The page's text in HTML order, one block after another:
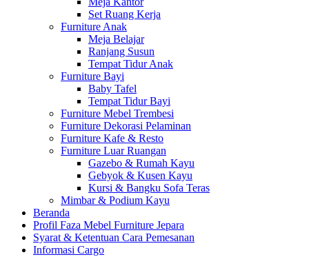
Set Ruang Kerja
Furniture Anak
Meja Belajar
Ranjang Susun
Tempat Tidur Anak
Furniture Bayi
Baby Tafel
Tempat Tidur Bayi
Furniture Mebel Trembesi
Furniture Dekorasi Pelaminan
Furniture Kafe & Resto
Furniture Luar Ruangan
Gazebo & Rumah Kayu
Gebyok & Kusen Kayu
Kursi & Bangku Sofa Teras
Mimbar & Podium Kayu
Beranda
Profil Faza Mebel Furniture Jepara
Syarat & Ketentuan Cara Pemesanan
Informasi Cargo